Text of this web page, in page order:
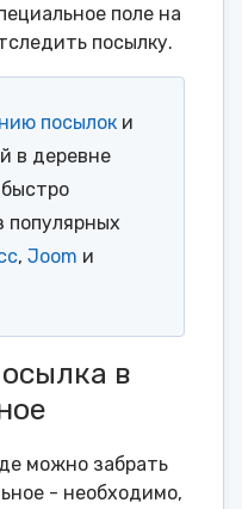
поле на
посылку.
посылок и
в деревне
популярных
, Joom и
в
можно забрать
- необходимо,